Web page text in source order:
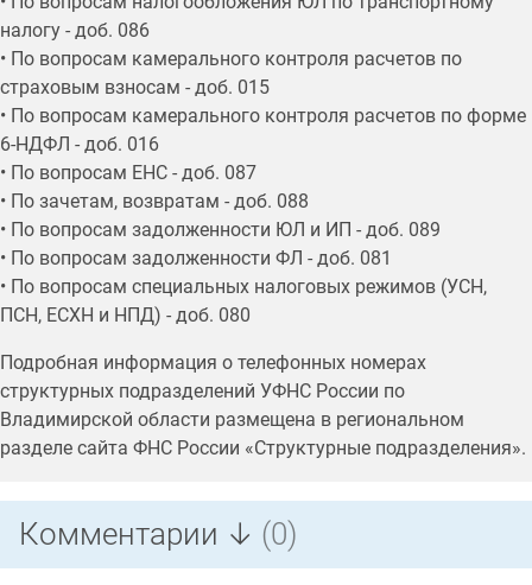
налогу - доб. 086
• По вопросам камерального контроля расчетов по
страховым взносам - доб. 015
• По вопросам камерального контроля расчетов по форме
6-НДФЛ - доб. 016
• По вопросам ЕНС - доб. 087
• По зачетам, возвратам - доб. 088
• По вопросам задолженности ЮЛ и ИП - доб. 089
• По вопросам задолженности ФЛ - доб. 081
• По вопросам специальных налоговых режимов (УСН,
ПСН, ЕСХН и НПД) - доб. 080
Подробная информация о телефонных номерах
структурных подразделений УФНС России по
Владимирской области размещена в региональном
разделе сайта ФНС России «Структурные подразделения».
Комментарии ↓ (0)